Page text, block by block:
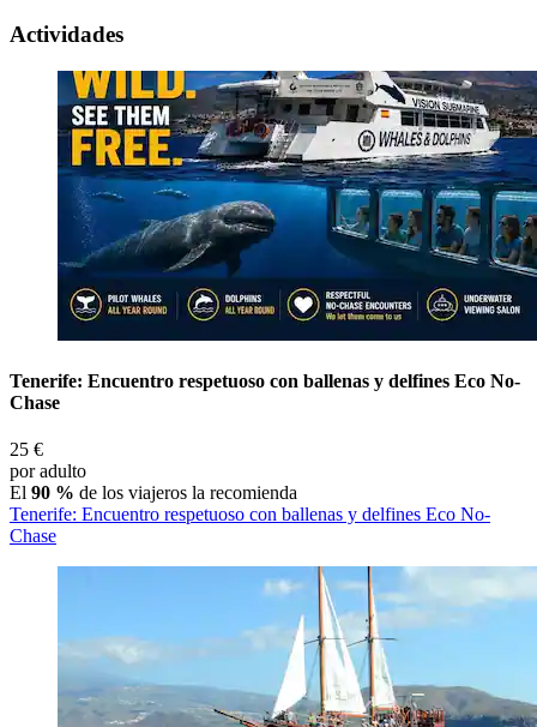
Actividades
Tenerife: Encuentro respetuoso con ballenas y delfines Eco No-
Chase
25 €
por adulto
El 90 % de los viajeros la recomienda
Tenerife: Encuentro respetuoso con ballenas y delfines Eco No-
Chase